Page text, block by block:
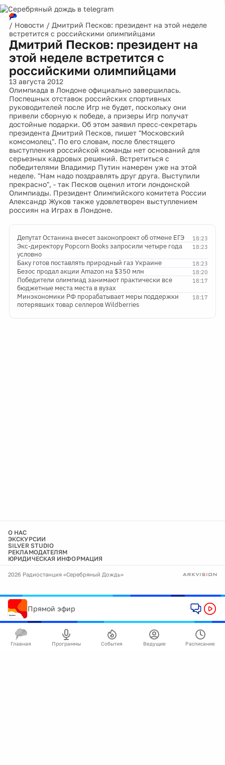
/ Новости / Дмитрий Песков: президент на этой неделе
встретится с российскими олимпийцами
Дмитрий Песков: президент на
этой неделе встретится с
российскими олимпийцами
13 августа 2012
Олимпиада в Лондоне официально завершилась.
Поспешных отставок российских спортивных
руководителей после Игр не будет, поскольку они
привели сборную к победе, а призеры Игр получат
достойные подарки. Об этом заявил пресс-секретарь
президента Дмитрий Песков, пишет "Московский
комсомолец". По его словам, после блестящего
выступления российской команды нет оснований для
серьезных кадровых решений. Встретиться с
победителями Владимир Путин намерен уже на этой
неделе. "Нам надо поздравлять друг друга. Выступили
прекрасно", - так Песков оценил итоги лондонской
Олимпиады. Президент Олимпийского комитета России
Александр Жуков также удовлетворен выступлением
россиян на Играх в Лондоне.
18:23
Депутат Останина внесет законопроект об отмене ЕГЭ
18:23
Экс-директору Popcorn Books запросили четыре года
условно
18:23
Баку готов поставлять природный газ Украине
18:20
Безос продал акции Amazon на $350 млн
18:17
Победители олимпиад занимают практически все
бюджетные места места в вузах
18:17
Минэкономики РФ прорабатывает меры поддержки
потерявших товар селлеров Wildberries
О НАС
ЭКСКУРСИИ
SILVER STUDIO
РЕКЛАМОДАТЕЛЯМ
ЮРИДИЧЕСКАЯ ИНФОРМАЦИЯ
2026 Радиостанция «Серебряный Дождь»
Прямой эфир
Главная Программы События Ведущие Расписание